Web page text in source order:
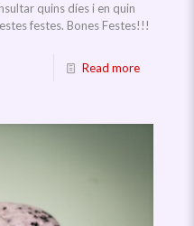
quins díes i en quin
festes. Bones Festes!!!
Read more